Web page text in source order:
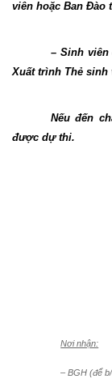
viên hoặc Ban Đào
– Sinh
Xuất trình Thẻ
Nếu đến
được dự thi.
Nơi nhận:
– BGH (để